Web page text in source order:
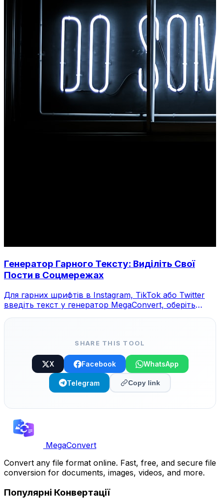
Генератор Гарного Тексту: Виділіть Свої
Пости в Соцмережах
Для гарних шрифтів в Instagram, TikTok або Twitter
введіть текст у генератор MegaConvert, оберіть
SHARE THIS TOOL
X Facebook WhatsApp
Telegram Copy link
MegaConvert
Convert any file format online. Fast, free, and secure file
conversion for documents, images, videos, and more.
Популярні Конвертації